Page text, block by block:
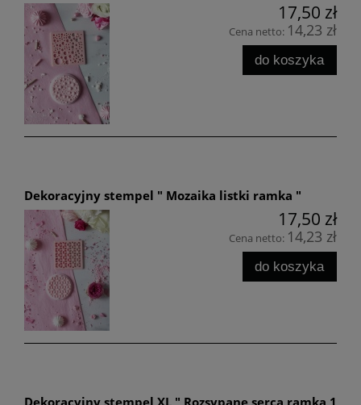
17,50 zł
Cena netto: 14,23 zł
do koszyka
Dekoracyjny stempel " Mozaika listki ramka "
17,50 zł
Cena netto: 14,23 zł
do koszyka